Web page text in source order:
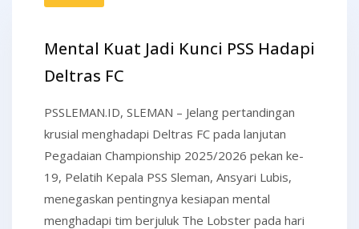
Mental Kuat Jadi Kunci PSS Hadapi
Deltras FC
PSSLEMAN.ID, SLEMAN – Jelang pertandingan
krusial menghadapi Deltras FC pada lanjutan
Pegadaian Championship 2025/2026 pekan ke-
19, Pelatih Kepala PSS Sleman, Ansyari Lubis,
menegaskan pentingnya kesiapan mental
menghadapi tim berjuluk The Lobster pada hari